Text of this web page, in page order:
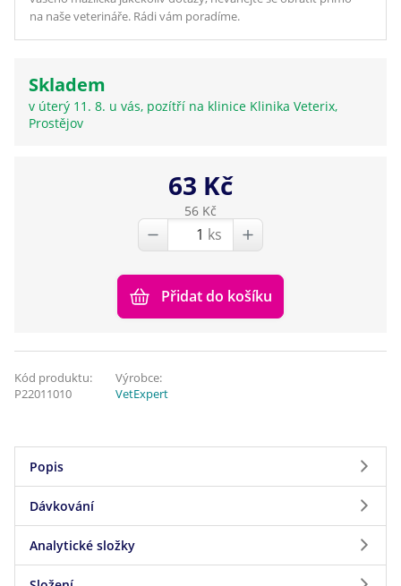
na naše veterináře. Rádi vám poradíme.
Skladem
v úterý 11. 8. u vás, pozítří na klinice Klinika Veterix,
Prostějov
63 Kč
56 Kč
ks
Přidat do košíku
Kód produktu:
P22011010
Výrobce:
VetExpert
Popis
Indikace:
Poruchy gastrointestinálního traktu:
gastroenteritida a průjmy
Dávkování
Dávkování
Analytické složky